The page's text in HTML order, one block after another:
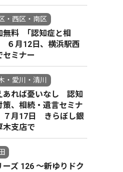
・西区・南区
無料 ｢認知症と相
６月12日、横浜駅西
セミナー
・愛川・清川
あれば憂いなし 認知
策、相続・遺言セミナ
月17日 きらぼし銀
木支店で
ーズ 126 ～新ゆりドク